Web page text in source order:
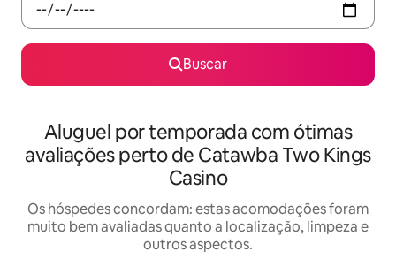
Buscar
Aluguel por temporada com ótimas
avaliações perto de Catawba Two Kings
Casino
Os hóspedes concordam: estas acomodações foram
muito bem avaliadas quanto a localização, limpeza e
outros aspectos.